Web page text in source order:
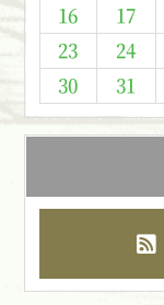
16
17
23
24
30
31